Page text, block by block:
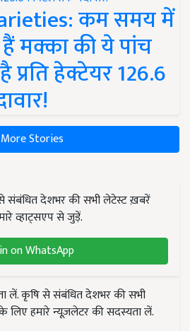
कम समय में
मक्का की ये पांच
प्रति हेक्टेयर 126.6
More Stories
संबंधित देशभर की सभी लेटेस्ट ख़बरें
व्हाट्सएप से जुड़ें.
on WhatsApp
लें. कृषि से संबंधित देशभर की सभी
हमारे न्यूज़लेटर की सदस्यता लें.